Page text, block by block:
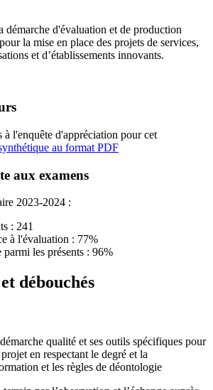
démarche d'évaluation et de production
la mise en place des projets de services,
et d’établissements innovants.
à l'enquête d'appréciation pour cet
au format PDF
aux examens
2023-2024 :
: 241
à l'évaluation : 77%
parmi les présents : 96%
débouchés
qualité et ses outils spécifiques pour
en respectant le degré et la
et les règles de déontologie